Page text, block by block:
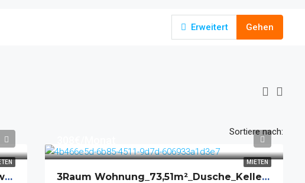
Erweitert Gehen
Sortiere nach:
3 Raum Wohnung_77 M²_Balkon_Badewanne_Küche Mit Fenster_Keller
MIETEN
3Raum Wohnung_73,51m²_Dusche_Keller_Balkon